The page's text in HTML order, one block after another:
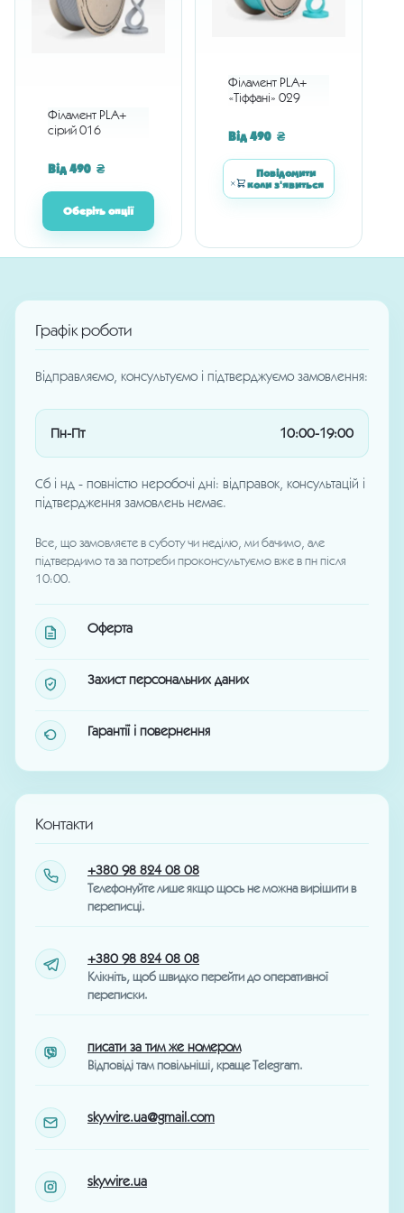
Філамент PLA+
сірий 016
Від490 ₴
Оберіть опції
Філамент PLA+
«Тіффані» 029
Від490 ₴
Повідомити
коли з'явиться
Графік роботи
Відправляємо, консультуємо і підтверджуємо замовлення:
Пн-Пт 10:00-19:00
Сб і нд - повністю неробочі дні: відправок, консультацій і
підтвердження замовлень немає.
Все, що замовляєте в суботу чи неділю, ми бачимо, але
підтвердимо та за потреби проконсультуємо вже в пн після
10:00.
Оферта
Захист персональних даних
Гарантії і повернення
Контакти
+380 98 824 08 08
Телефонуйте лише якщо щось не можна вирішити в
переписці.
+380 98 824 08 08
Клікніть, щоб швидко перейти до оперативної
переписки.
писати за тим же номером
Відповіді там повільніші, краще Telegram.
skywire.ua@gmail.com
skywire.ua